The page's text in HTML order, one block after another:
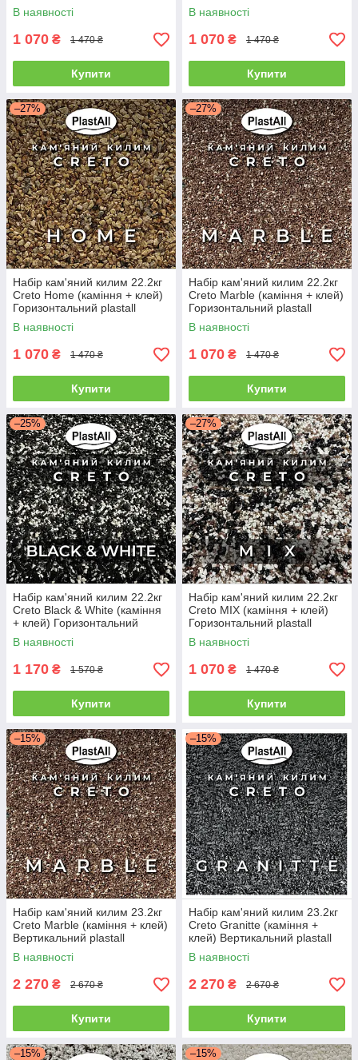
В наявності
1 070 ₴ 1 470 ₴
Купити
В наявності
1 070 ₴ 1 470 ₴
Купити
–27%
Набір кам'яний килим 22.2кг
Creto Home (каміння + клей)
Горизонтальний plastall
В наявності
1 070 ₴ 1 470 ₴
Купити
–27%
Набір кам'яний килим 22.2кг
Creto Marble (каміння + клей)
Горизонтальний plastall
В наявності
1 070 ₴ 1 470 ₴
Купити
–25%
Набір кам'яний килим 22.2кг
Creto Black & White (каміння
+ клей) Горизонтальний
plastall
В наявності
1 170 ₴ 1 570 ₴
Купити
–27%
Набір кам'яний килим 22.2кг
Creto MIX (каміння + клей)
Горизонтальний plastall
В наявності
1 070 ₴ 1 470 ₴
Купити
–15%
Набір кам'яний килим 23.2кг
Creto Marble (каміння + клей)
Вертикальний plastall
В наявності
2 270 ₴ 2 670 ₴
Купити
–15%
Набір кам'яний килим 23.2кг
Creto Granitte (каміння +
клей) Вертикальний plastall
В наявності
2 270 ₴ 2 670 ₴
Купити
–15% –15%